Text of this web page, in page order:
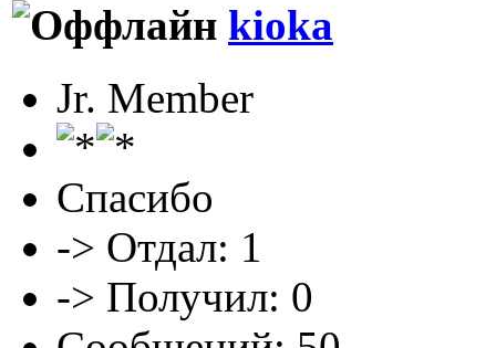
kioka
Jr. Member
Спасибо
-> Отдал: 1
-> Получил: 0